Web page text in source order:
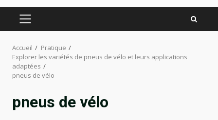
MENU
Accueil
Pratique
Explorer les variétés de pneus de vélo et leurs applications
adaptées
pneus de vélo
pneus de vélo